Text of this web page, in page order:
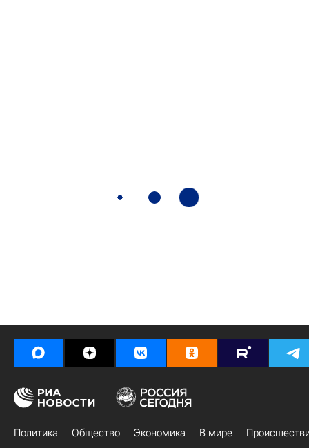
Политика Общество Экономика В мире